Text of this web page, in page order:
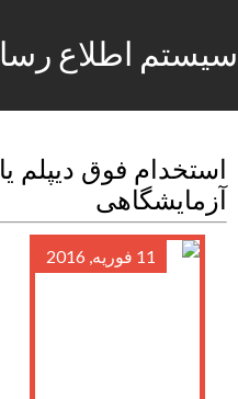
سیستم اطلاع
استخدام فوق دیپلم
آزمایشگاهی
11 فوریه, 2016